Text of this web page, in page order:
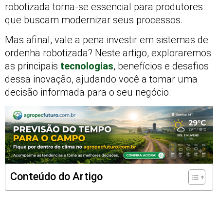
robotizada torna-se essencial para produtores
que buscam modernizar seus processos.
Mas afinal, vale a pena investir em sistemas de
ordenha robotizada? Neste artigo, exploraremos
as principais tecnologias, benefícios e desafios
dessa inovação, ajudando você a tomar uma
decisão informada para o seu negócio.
Conteúdo do Artigo